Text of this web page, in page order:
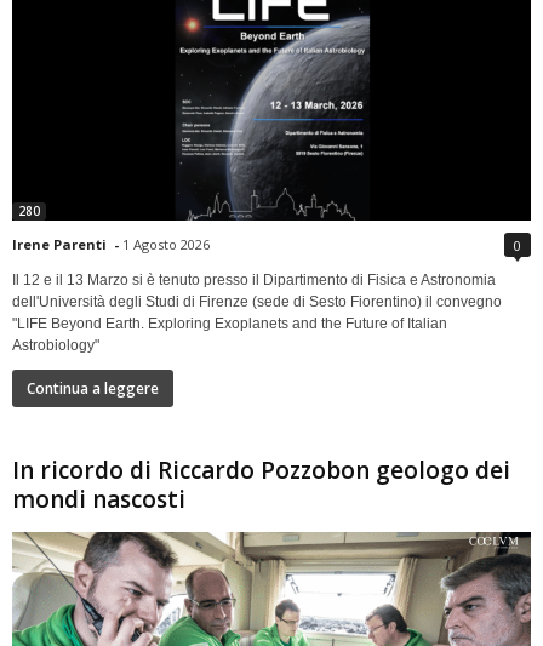
280
Irene Parenti - 1 Agosto 2026 0
Il 12 e il 13 Marzo si è tenuto presso il Dipartimento di Fisica e Astronomia
dell'Università degli Studi di Firenze (sede di Sesto Fiorentino) il convegno
"LIFE Beyond Earth. Exploring Exoplanets and the Future of Italian
Astrobiology"
Continua a leggere
In ricordo di Riccardo Pozzobon geologo dei
mondi nascosti